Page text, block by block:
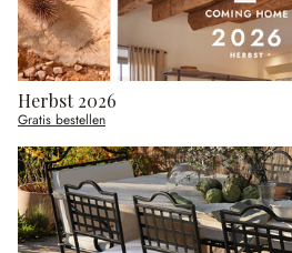
Herbst 2026
Gratis bestellen